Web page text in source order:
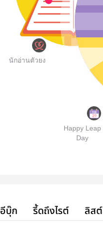
นักอ่านตัวยง
Happy Leap
Day
อีบุ๊ก รี้ดถึงไรต์ ลิสต์